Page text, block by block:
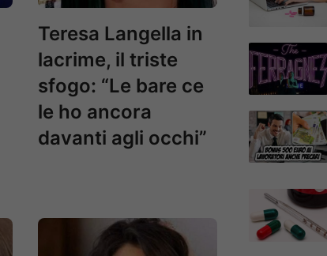
Teresa Langella in
lacrime, il triste
sfogo: “Le bare ce
le ho ancora
davanti agli occhi”